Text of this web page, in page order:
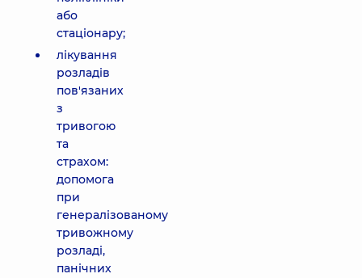
або
стаціонару;
лікування
розладів
пов'язаних
з
тривогою
та
страхом:
допомога
при
генералізованому
тривожному
розладі,
панічних